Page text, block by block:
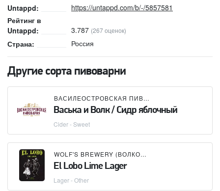
Untappd:
https://untappd.com/b/-/5857581
Рейтинг в
Untappd:
3.787 (267 оценок)
Страна: Россия
Другие сорта пивоварни
ВАСИЛЕОСТРОВСКАЯ ПИВОВАРНЯ
Васька и Волк / Сидр яблочный
Cider - Sweet
WOLF'S BREWERY (ВОЛКОВСКАЯ ПИВОВАРНЯ)
El Lobo Lime Lager
Lager - Other